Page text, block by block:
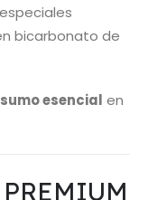
bicarbonato de
esencial en